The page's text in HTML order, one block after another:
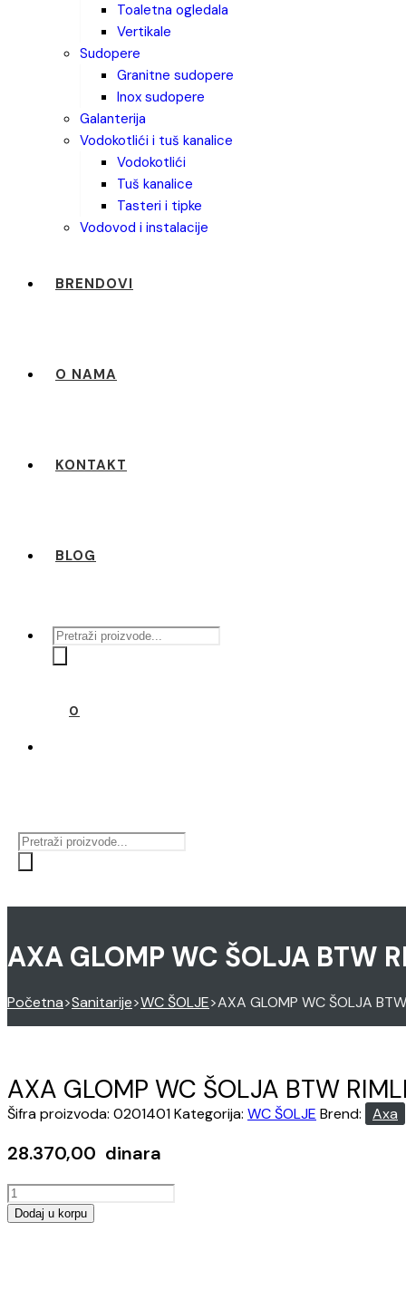
toaletna ogledala
vertikale
sudopere
granitne sudopere
inox sudopere
galanterija
vodokotlići i tuš kanalice
vodokotlići
tuš kanalice
tasteri i tipke
vodovod i instalacije
BRENDOVI
O NAMA
KONTAKT
BLOG
Products
search
0
Products
search
AXA GLOMP WC ŠOLJA BTW
Početna>Sanitarije>WC ŠOLJE>AXA GLOMP WC ŠOLJA
AXA GLOMP WC ŠOLJA BTW
Šifra proizvoda: 0201401Kategorija: WC ŠOLJE Brend: Axa
28.370,00 dinara
AXA
GLOMP
Dodaj u korpu